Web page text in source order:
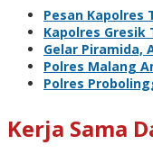
Pesan Kapolres
Kapolres
Gelar Piramida,
Polres Malang
Polres
Kerja Sama